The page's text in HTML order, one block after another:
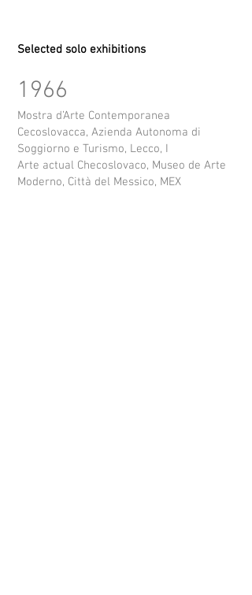
Selected solo exhibitions
1966
Mostra d’Arte Contemporanea
Cecoslovacca, Azienda Autonoma di
Soggiorno e Turismo, Lecco, I
Arte actual Checoslovaco, Museo de Arte
Moderno, Città del Messico, MEX